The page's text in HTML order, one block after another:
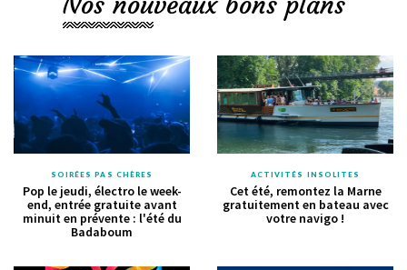
SOIRÉES PAS CHÈRES
Pop le jeudi, électro le week-
end, entrée gratuite avant
minuit en prévente : l'été du
Badaboum
ACTIVITÉS INSOLITES
Cet été, remontez la Marne
gratuitement en bateau avec
votre navigo !